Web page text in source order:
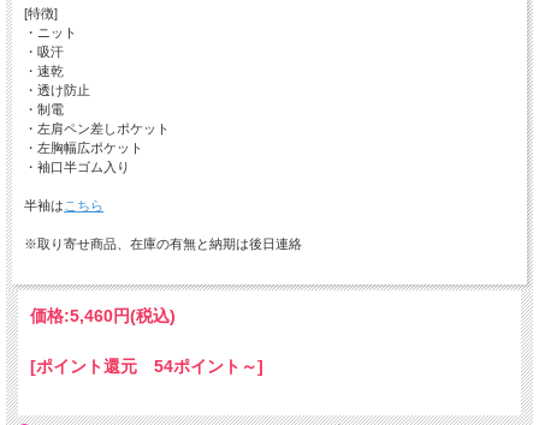
[特徴]
・ニット
・吸汗
・速乾
・透け防止
・制電
・左肩ペン差しポケット
・左胸幅広ポケット
・袖口半ゴム入り
半袖は こちら
※取り寄せ商品、在庫の有無と納期は後日連絡
価格:5,460円(税込)
[ポイント還元 54ポイント～]